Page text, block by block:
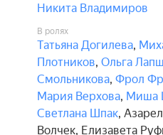
Никита Владимиров
В ролях
Татьяна Догилева,
Плотников, Ольга
Смольникова, Фрол
Мария Верхова, Миша
Светлана Шпак,
Волчек, Елизавета